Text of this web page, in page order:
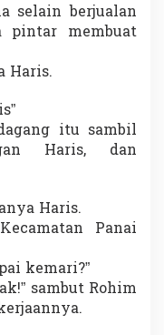
selain berjualan
pintar membuat
Haris.
itu sambil
Haris, dan
Haris.
Panai
kemari?”
sambut Rohim